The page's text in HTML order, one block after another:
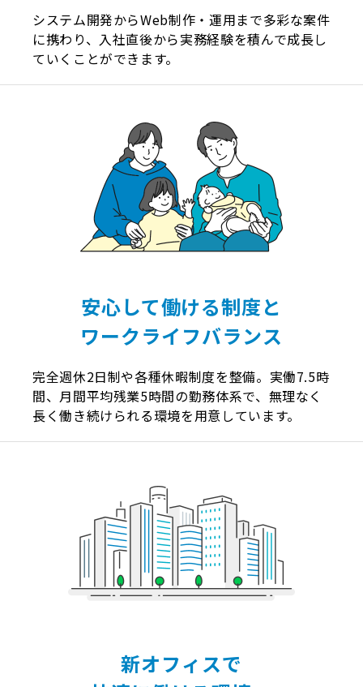
システム開発からWeb制作・運用まで多彩な案件
に携わり、入社直後から実務経験を積んで成長し
ていくことができます。
安心して働ける制度と
ワークライフバランス
完全週休2日制や各種休暇制度を整備。実働7.5時
間、月間平均残業5時間の勤務体系で、無理なく
長く働き続けられる環境を用意しています。
新オフィスで